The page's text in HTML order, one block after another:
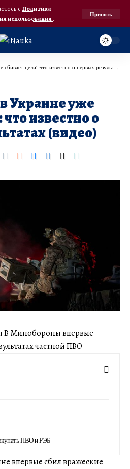
с Политика
использования.
Принять
цели: что известно о первых результатах (видео)
Украине уже
известно о
(видео)
В Минобороны впервые
частной ПВО
ПВО и РЭБ
впервые сбил вражеские